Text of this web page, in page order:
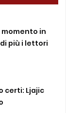
momento in
più i lettori
certi: Ljajic